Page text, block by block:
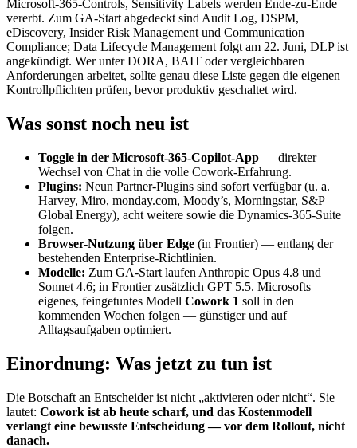
Microsoft-365-Controls, Sensitivity Labels werden Ende-zu-Ende
vererbt. Zum GA-Start abgedeckt sind Audit Log, DSPM,
eDiscovery, Insider Risk Management und Communication
Compliance; Data Lifecycle Management folgt am 22. Juni, DLP ist
angekündigt. Wer unter DORA, BAIT oder vergleichbaren
Anforderungen arbeitet, sollte genau diese Liste gegen die eigenen
Kontrollpflichten prüfen, bevor produktiv geschaltet wird.
Was sonst noch neu ist
Toggle in der Microsoft-365-Copilot-App — direkter
Wechsel von Chat in die volle Cowork-Erfahrung.
Plugins: Neun Partner-Plugins sind sofort verfügbar (u. a.
Harvey, Miro, monday.com, Moody’s, Morningstar, S&P
Global Energy), acht weitere sowie die Dynamics-365-Suite
folgen.
Browser-Nutzung über Edge (in Frontier) — entlang der
bestehenden Enterprise-Richtlinien.
Modelle: Zum GA-Start laufen Anthropic Opus 4.8 und
Sonnet 4.6; in Frontier zusätzlich GPT 5.5. Microsofts
eigenes, feingetuntes Modell Cowork 1 soll in den
kommenden Wochen folgen — günstiger und auf
Alltagsaufgaben optimiert.
Einordnung: Was jetzt zu tun ist
Die Botschaft an Entscheider ist nicht „aktivieren oder nicht“. Sie
lautet: Cowork ist ab heute scharf, und das Kostenmodell
verlangt eine bewusste Entscheidung — vor dem Rollout, nicht
danach.